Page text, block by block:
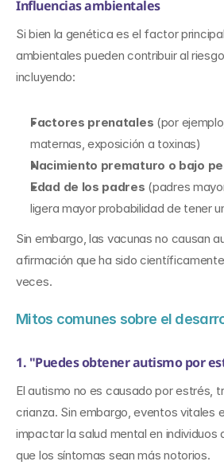
Influencias ambientales
Si bien la genética es el factor
ambientales pueden contribuir al
incluyendo:
Factores prenatales (por
maternas, exposición a toxinas)
Nacimiento prematuro o bajo
Edad de los padres (padres
ligera mayor probabilidad de tener
Sin embargo, las vacunas no causan
afirmación que ha sido
veces.
Mitos comunes sobre el
1. "Puedes obtener autismo por
El autismo no es causado por estrés,
crianza. Sin embargo, eventos vitales
impactar la salud mental en individuos
que los síntomas sean más notorios.